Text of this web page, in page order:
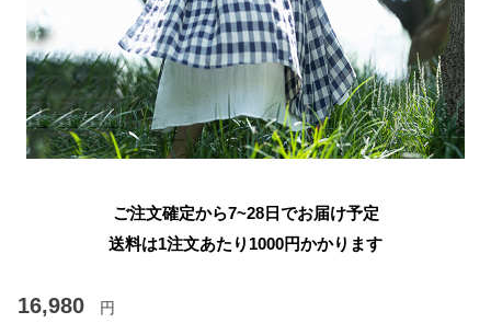
ご注文確定から7~28日でお届け予定
送料は1注文あたり 1000円かかります
16,980 円